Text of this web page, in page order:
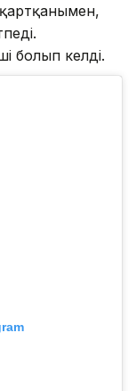
болып келді.